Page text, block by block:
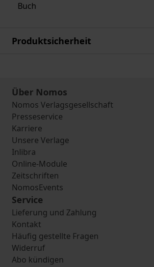
Buch
Produktsicherheit
Über Nomos
Nomos Verlagsgesellschaft
Presseservice
Karriere
Unsere Verlage
Inlibra
Online-Module
Zeitschriften
NomosEvents
Service
Lieferung und Zahlung
Kontakt
Häufig gestellte Fragen
Widerruf
Abo kündigen